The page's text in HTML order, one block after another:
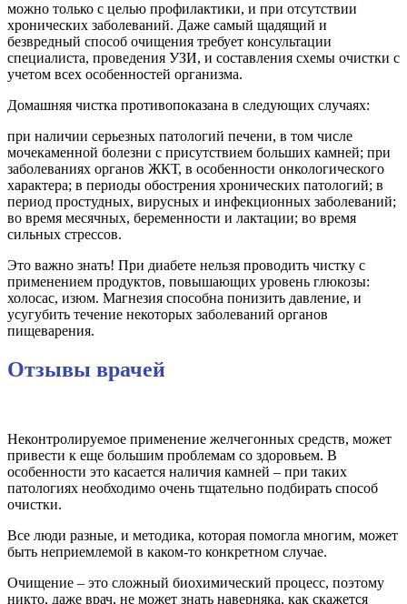
можно только с целью профилактики, и при отсутствии
хронических заболеваний. Даже самый щадящий и
безвредный способ очищения требует консультации
специалиста, проведения УЗИ, и составления схемы очистки с
учетом всех особенностей организма.
Домашняя чистка противопоказана в следующих случаях:
при наличии серьезных патологий печени, в том числе
мочекаменной болезни с присутствием больших камней; при
заболеваниях органов ЖКТ, в особенности онкологического
характера; в периоды обострения хронических патологий; в
период простудных, вирусных и инфекционных заболеваний;
во время месячных, беременности и лактации; во время
сильных стрессов.
Это важно знать! При диабете нельзя проводить чистку с
применением продуктов, повышающих уровень глюкозы:
холосас, изюм. Магнезия способна понизить давление, и
усугубить течение некоторых заболеваний органов
пищеварения.
Отзывы врачей
Неконтролируемое применение желчегонных средств, может
привести к еще большим проблемам со здоровьем. В
особенности это касается наличия камней – при таких
патологиях необходимо очень тщательно подбирать способ
очистки.
Все люди разные, и методика, которая помогла многим, может
быть неприемлемой в каком-то конкретном случае.
Очищение – это сложный биохимический процесс, поэтому
никто, даже врач, не может знать наверняка, как скажется